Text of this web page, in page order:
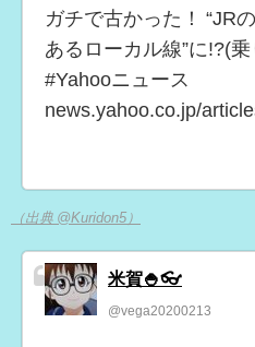
ガチで古かった！ “JR
あるローカル線”に!?(
#Yahooニュース
news.yahoo.co.jp/
（出典 @Kuridon5）
米賀🍚👓
@vega20200213